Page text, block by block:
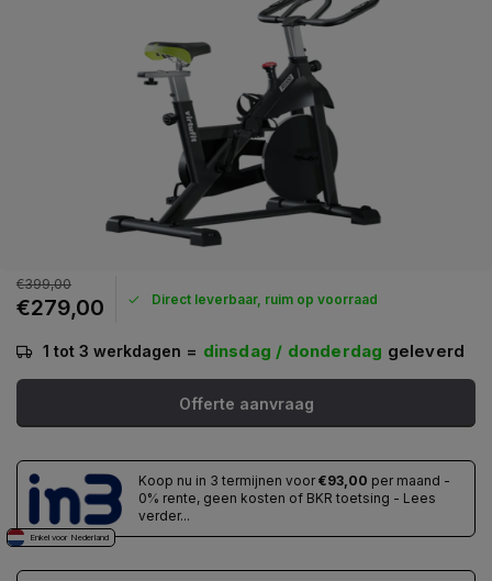
€399,00
€279,00 Direct leverbaar, ruim op voorraad
1 tot 3 werkdagen = dinsdag / donderdag geleverd
Offerte aanvraag
Enkel voor Nederland
Koop nu in 3 termijnen voor €93,00 per maand -
0% rente, geen kosten of BKR toetsing - Lees
verder...